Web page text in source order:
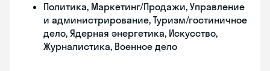
Политика, Маркетинг/Продажи, Управление
и администрирование, Туризм/гостиничное
дело, Ядерная энергетика, Искусство,
Журналистика, Военное дело